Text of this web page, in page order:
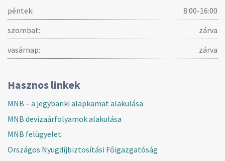
péntek:
8:00-16:00
szombat:
zárva
vasárnap:
zárva
Hasznos linkek
MNB – a jegybanki alapkamat alakulása
MNB devizaárfolyamok alakulása
MNB felügyelet
Országos Nyugdíjbiztosítási Főigazgatóság